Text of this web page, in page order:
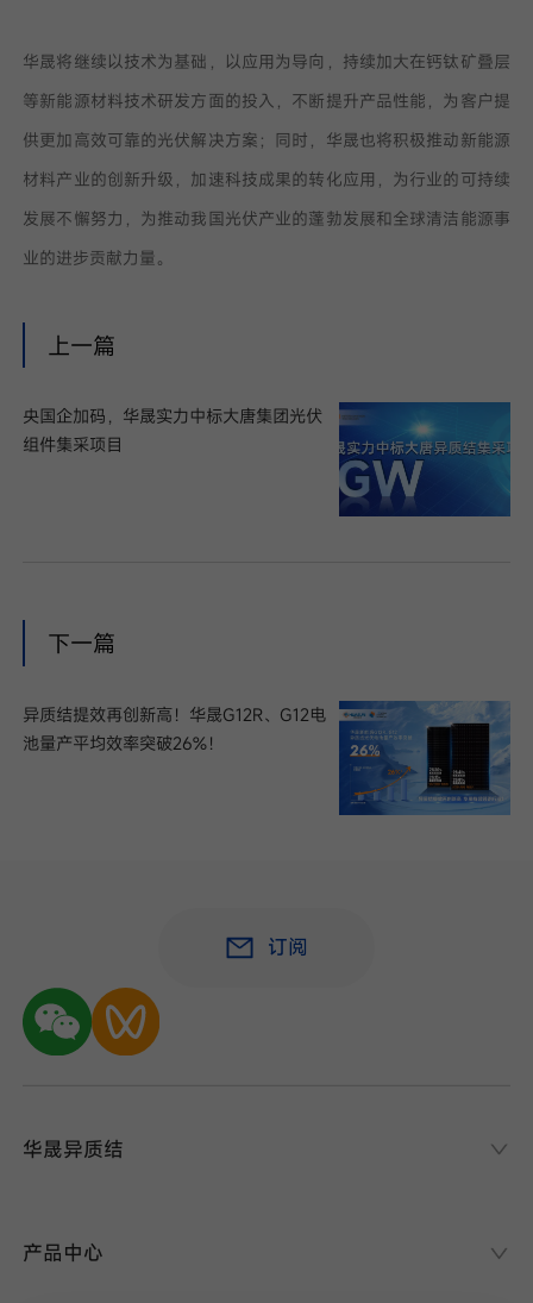
华晟将继续以技术为基础，以应用为导向，持续加大在钙钛矿叠层
等新能源材料技术研发方面的投入，不断提升产品性能，为客户提
供更加高效可靠的光伏解决方案；同时，华晟也将积极推动新能源
材料产业的创新升级，加速科技成果的转化应用，为行业的可持续
发展不懈努力，为推动我国光伏产业的蓬勃发展和全球清洁能源事
业的进步贡献力量。
上一篇
央国企加码，华晟实力中标大唐集团光伏
组件集采项目
下一篇
异质结提效再创新高！华晟G12R、G12电
池量产平均效率突破26%！
订阅
华晟异质结
产品中心